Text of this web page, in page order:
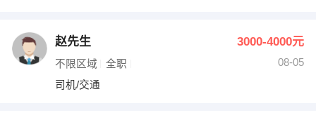
赵先生 3000-4000元
不限区域 全职
08-05
司机/交通